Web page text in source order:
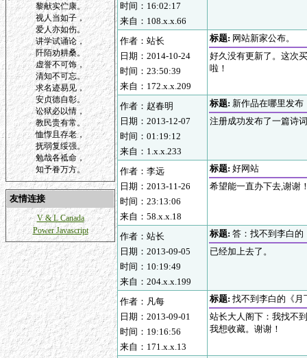
黎献实伫康。
视人当如子，
爱人亦如伤。
讲学试诵论，
阡陌劝耕桑。
虚誉不可饰，
清知不可忘。
求名迹易见，
安贞德自彰。
讼狱必以情，
教民贵有常。
恤惸且存老，
抚弱复绥强。
勉哉各祗命，
知予眷万方。
友情连接
V & L Canada
Power Javascript
时间：16:02:17
来自：108.x.x.66
作者：站长
日期：2014-10-24
时间：23:50:39
来自：172.x.x.209
标题: 网站新家公布。
好久没有更新了。这次
啦！
作者：赵春明
日期：2013-12-07
时间：01:19:12
来自：1.x.x.233
标题: 新作品在哪里发布
注册成功发布了一篇诗
作者：李远
日期：2013-11-26
时间：23:13:06
来自：58.x.x.18
标题: 好网站
希望能一直办下去,谢谢
作者：站长
日期：2013-09-05
时间：10:19:49
来自：204.x.x.199
标题: 答：找不到李白的
已经加上去了。
作者：凡每
日期：2013-09-01
时间：19:16:56
来自：171.x.x.13
标题: 找不到李白的《月
站长大人阁下：我找不
我想收藏。谢谢！